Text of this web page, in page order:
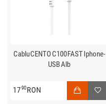
Cablu CENTO C100 FAST Iphone-
USB Alb
1790RON